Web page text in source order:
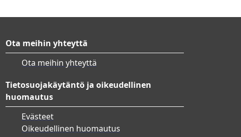
Ota meihin yhteyttä
Ota meihin yhteyttä
Tietosuojakäytäntö ja oikeudellinen
huomautus
Evästeet
Oikeudellinen huomautus